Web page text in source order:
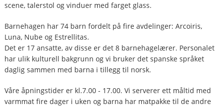
scene, talerstol og vinduer med farget glass.
Barnehagen har 74 barn fordelt på fire avdelinger: Arcoiris,
Luna, Nube og Estrellitas.
Det er 17 ansatte, av disse er det 8 barnehagelærer. Personalet
har ulik kulturell bakgrunn og vi bruker det spanske språket
daglig sammen med barna i tillegg til norsk.
Våre åpningstider er kl.7.00 - 17.00. Vi serverer ett måltid med
varmmat fire dager i uken og barna har matpakke til de andre